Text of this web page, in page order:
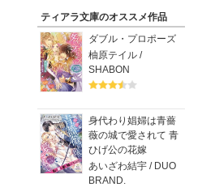
ティアラ文庫のオススメ作品
ダブル・プロポーズ
柚原テイル /
SHABON
身代わり娼婦は青薔
薇の城で愛されて 青
ひげ公の花嫁
あいざわ結宇 / DUO
BRAND.